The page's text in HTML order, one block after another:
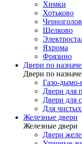
Химки
Хотьково
Щелково
Яхрома
Фрязино
Двери по
Двери по
Газо-дымо-
Двери для
Двери для
Для
Железные двери
Железные двери
Двери